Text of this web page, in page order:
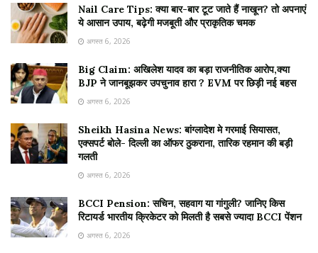
Nail Care Tips: क्या बार-बार टूट जाते हैं नाखून? तो अपनाएं
ये आसान उपाय, बढ़ेगी मजबूती और प्राकृतिक चमक
अगस्त 6, 2026
Big Claim: अखिलेश यादव का बड़ा राजनीतिक आरोप,क्या
BJP ने जानबूझकर उपचुनाव हारा ? EVM पर छिड़ी नई बहस
अगस्त 6, 2026
Sheikh Hasina News: बांग्लादेश मे गरमाई सियासत,
एक्सपर्ट बोले- दिल्ली का ऑफर ठुकराना, तारिक रहमान की बड़ी
गलती
अगस्त 6, 2026
BCCI Pension: सचिन, सहवाग या गांगुली? जानिए किस
रिटायर्ड भारतीय क्रिकेटर को मिलती है सबसे ज्यादा BCCI पेंशन
अगस्त 6, 2026